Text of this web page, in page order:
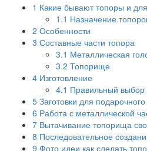
1 Какие бывают топоры и
1.1 Назначение
2 Особенности
3 Составные части топора
3.1 Металлическая
3.2 Топорище
4 Изготовление
4.1 Правильный выбор
5 Заготовки для
6 Работа с металлической
7 Вытачивание топорища
8 Последовательное
9 Фото идеи как сделать